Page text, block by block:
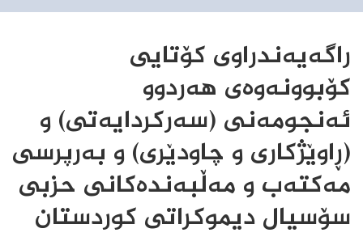
راگەیەندراوی کۆتایی
کۆبوونەوەی هەردوو
ئەنجومەنی (سەرکردایەتی) و
(ڕاوێژکاری و چاودێری) و بەرپرسی
مەکتەب و مەڵبەندەکانی حزبی
سۆسیال دیموکراتی کوردستان